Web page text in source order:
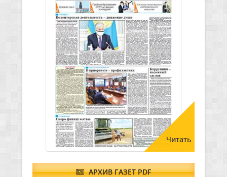
Читать
АРХИВ ГАЗЕТ PDF